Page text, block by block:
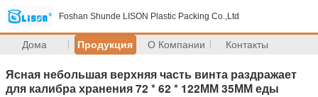
Foshan Shunde LISON Plastic Packing Co.,Ltd
Дома Продукция О Компании Контакты
Ясная небольшая верхняя часть винта раздражает
для калибра хранения 72 * 62 * 122ММ 35ММ еды